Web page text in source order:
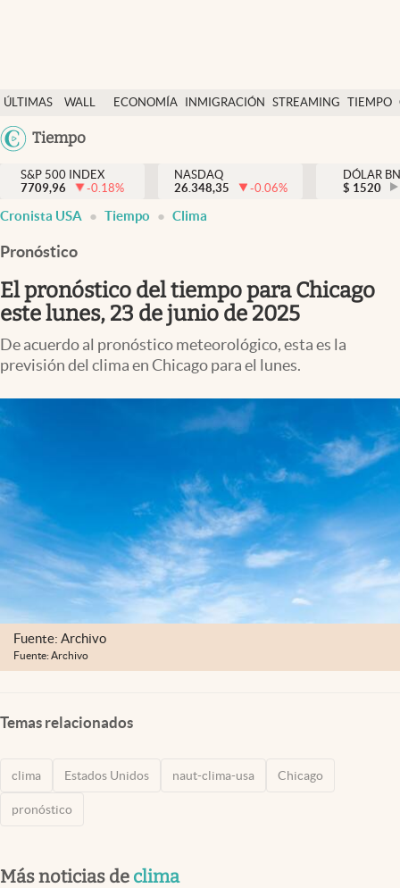
ÚLTIMAS
NOTICIAS
WALL
Y
DÓLAR
ECONOMÍA INMIGRACIÓN STREAMING TIEMPO
México
Tiempo
Finanzas y economía
Wall Street y dólar
Inmigración
Espiritual
Streaming
PC y mobile
S&P 500 INDEX
7709,96
-0.18%
NASDAQ
26.348,35
-0.06%
DÓLAR
$ 1520
Cronista USA Tiempo Clima
Pronóstico
El pronóstico del tiempo para Chicago
este lunes, 23 de junio de 2025
De acuerdo al pronóstico meteorológico, esta es la
previsión del clima en Chicago para el lunes.
Fuente: Archivo
Fuente: Archivo
Temas relacionados
clima Estados Unidos naut-clima-usa Chicago
pronóstico
Más noticias de clima